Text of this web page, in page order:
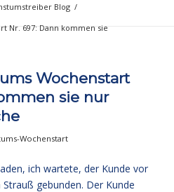
Blog /
Nr. 697: Dann kommen sie
Wochenstart
sie nur
Wochenstart
ich wartete, der Kunde vor
gebunden. Der Kunde